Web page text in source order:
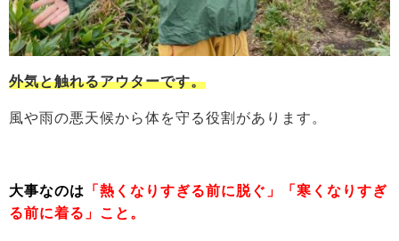
外気と触れるアウターです。
風や雨の悪天候から体を守る役割があります。
大事なのは
「熱くなりすぎる前に脱ぐ」「寒くなりすぎ
る前に着る」こと。